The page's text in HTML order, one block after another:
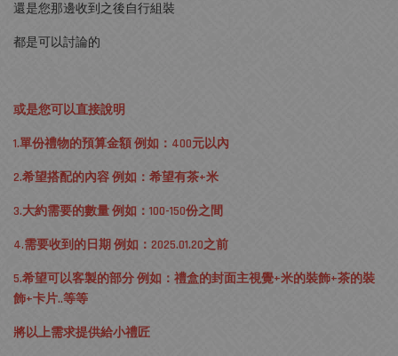
還是您那邊收到之後自行組裝
都是可以討論的
或是您可以直接說明
1.單份禮物的預算金額 例如：400元以內
2.希望搭配的內容 例如：希望有茶+米
3.大約需要的數量 例如：100-150份之間
4.需要收到的日期 例如：2025.01.20之前
5.希望可以客製的部分 例如：禮盒的封面主視覺+米的裝飾+茶的裝
飾+卡片..等等
將以上需求提供給小禮匠